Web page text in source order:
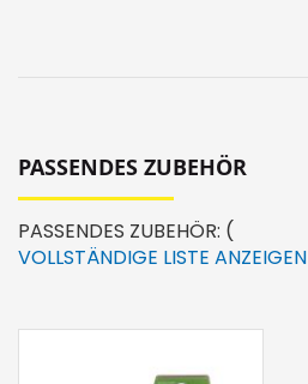
druckbare
Strichcodes
20
Druckgeschwindigkeit
(Etiketten pro
90
DE/EN/FR/IT (+)
PASSENDES ZUBEHÖR
PASSENDES ZUBEHÖR: (
VOLLSTÄNDIGE LISTE ANZEIGEN